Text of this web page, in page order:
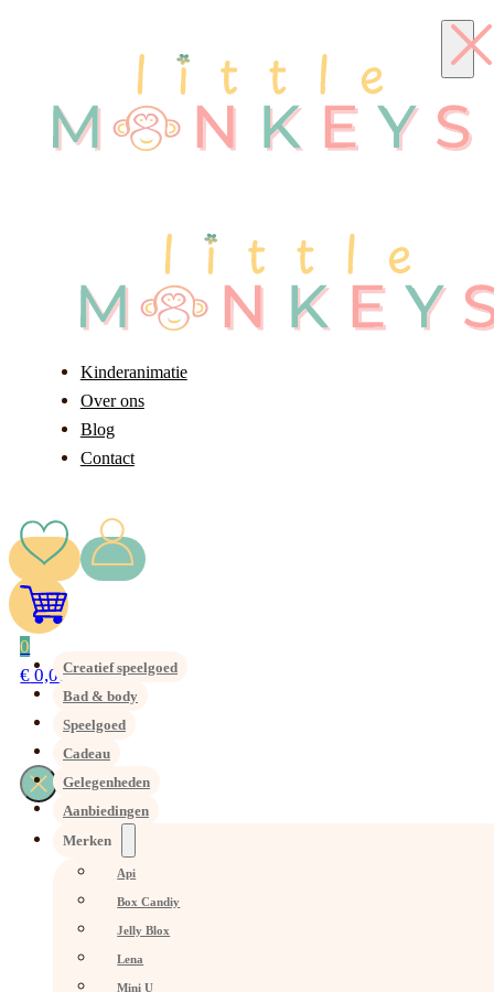
Kinderanimatie
Over ons
Blog
Contact
0
€ 0,00Creatief speelgoed
Bad & body
Speelgoed
Cadeau
Gelegenheden
Aanbiedingen
Merken
Api
Box Candiy
Jelly Blox
Lena
Mini U